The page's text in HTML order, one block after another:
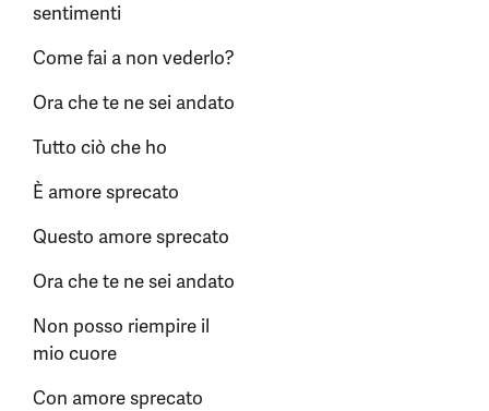
sentimenti
Come fai a non vederlo?
Ora che te ne sei andato
Tutto ciò che ho
È amore sprecato
Questo amore sprecato
Ora che te ne sei andato
Non posso riempire il
mio cuore
Con amore sprecato